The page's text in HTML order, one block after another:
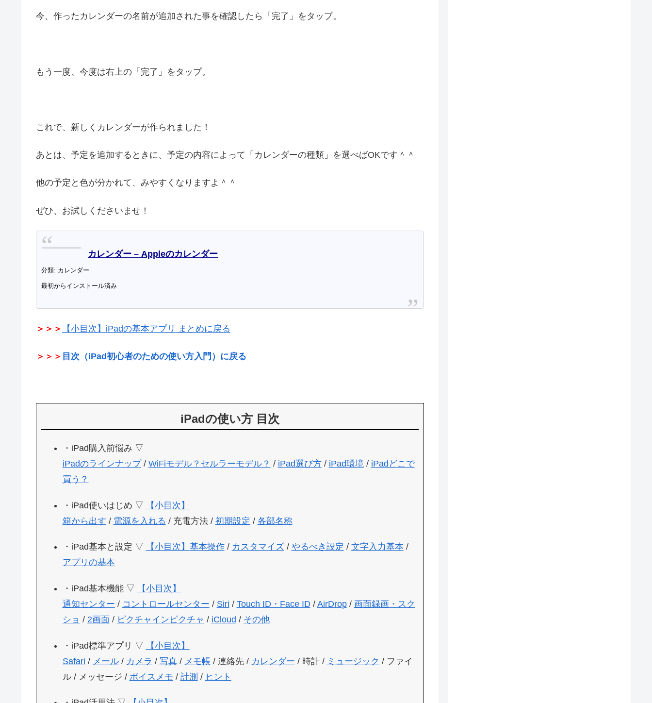
今、作ったカレンダーの名前が追加された事を確認したら「完了」をタップ。
もう一度、今度は右上の「完了」をタップ。
これで、新しくカレンダーが作られました！
あとは、予定を追加するときに、予定の内容によって「カレンダーの種類」を選べばOKです＾＾
他の予定と色が分かれて、みやすくなりますよ＾＾
ぜひ、お試しくださいませ！
カレンダー – Appleのカレンダー
分類: カレンダー
最初からインストール済み
＞＞＞ 【小目次】iPadの基本アプリ まとめに戻る
＞＞＞ 目次（iPad初心者のための使い方入門）に戻る
iPadの使い方 目次
・iPad購入前悩み ▽
iPadのラインナップ/ WiFiモデル？セルラーモデル？ / iPad選び方/ iPad環境/ iPadどこで
買う？
・iPad使いはじめ ▽
【小目次】
箱から出す / 電源を入れる / 充電方法 / 初期設定 / 各部名称
・iPad基本と設定 ▽ 【小目次】 基本操作/ カスタマイズ/ やるべき設定 / 文字入力基本 /
アプリの基本
・iPad基本機能 ▽
【小目次】
通知センター / コントロールセンター / Siri / Touch ID・Face ID/ AirDrop/ 画面録画・スク
ショ / 2画面/ ピクチャインピクチャ / iCloud / その他
・iPad標準アプリ ▽
【小目次】
Safari / メール/ カメラ / 写真/ メモ帳 / 連絡先 / カレンダー / 時計 / ミュージック / ファイ
ル / メッセージ / ボイスメモ / 計測 / ヒント